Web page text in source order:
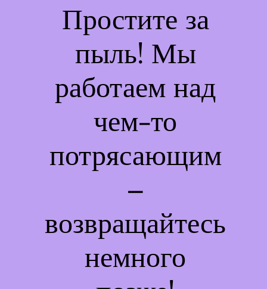
Простите за
пыль! Мы
работаем над
чем-то
потрясающим
–
возвращайтесь
немного